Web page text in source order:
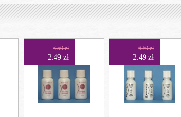
6.50 zł
2.49 zł
6.50 zł
2.49 zł